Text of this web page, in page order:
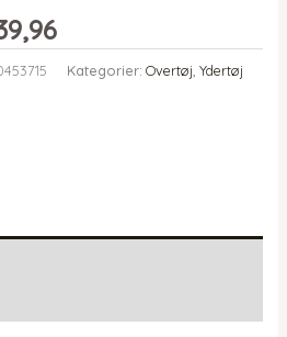
Den
aktuelle
pris
Kategorier: Overtøj Ydertøj